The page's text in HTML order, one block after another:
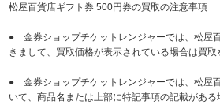
松屋百貨店ギフト券 500円券の買取の注意事項
● 金券ショップチケットレンジャーでは、松屋
きまして、買取価格が表示されている場合は買取
● 金券ショップチケットレンジャーでは、松屋
いて、商品名または上部に特記事項の記載があ